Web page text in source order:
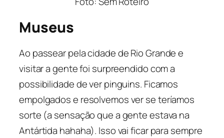
Museus
Ao passear pela cidade de Rio Grande e
visitar a gente foi surpreendido com a
possibilidade de ver pinguins. Ficamos
empolgados e resolvemos ver se teríamos
sorte (a sensação que a gente estava na
Antártida hahaha). Isso vai ficar para sempre